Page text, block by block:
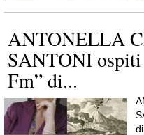
ANTONELLA
SANTONI
Fm” di...